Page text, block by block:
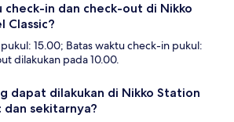
check-in dan check-out di Nikko
Classic?
15.00; Batas waktu check-in pukul:
dilakukan pada 10.00.
dapat dilakukan di Nikko Station
dan sekitarnya?